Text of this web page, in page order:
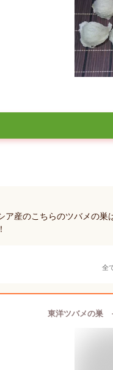
ア産のこちらのツバメの
全
東洋ツバメの巣